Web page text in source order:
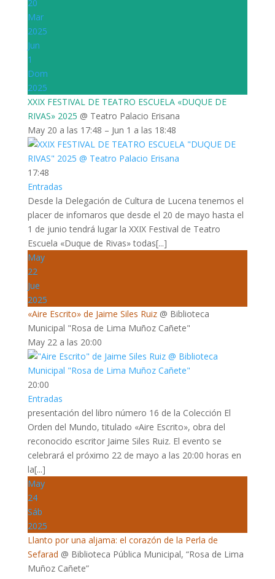
20
Mar
2025
Jun
1
Dom
2025
XXIX FESTIVAL DE TEATRO ESCUELA «DUQUE DE
RIVAS» 2025 @ Teatro Palacio Erisana
May 20 a las 17:48 – Jun 1 a las 18:48
17:48
Entradas
Desde la Delegación de Cultura de Lucena tenemos el
placer de infomaros que desde el 20 de mayo hasta el
1 de junio tendrá lugar la XXIX Festival de Teatro
Escuela «Duque de Rivas» todas[...]
May
22
Jue
2025
«Aire Escrito» de Jaime Siles Ruiz @ Biblioteca
Municipal "Rosa de Lima Muñoz Cañete"
May 22 a las 20:00
20:00
Entradas
presentación del libro número 16 de la Colección El
Orden del Mundo, titulado «Aire Escrito», obra del
reconocido escritor Jaime Siles Ruiz. El evento se
celebrará el próximo 22 de mayo a las 20:00 horas en
la[...]
May
24
Sáb
2025
Llanto por una aljama: el corazón de la Perla de
Sefarad @ Biblioteca Pública Municipal, “Rosa de Lima
Muñoz Cañete”